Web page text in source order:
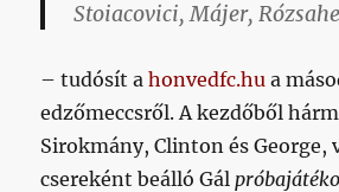
Stoiacovici, Májer,
– tudósít ahonvedfc.hu a
edzőmeccsről. A kezdőből
Sirokmány, Clinton és George,
csereként beálló Gál